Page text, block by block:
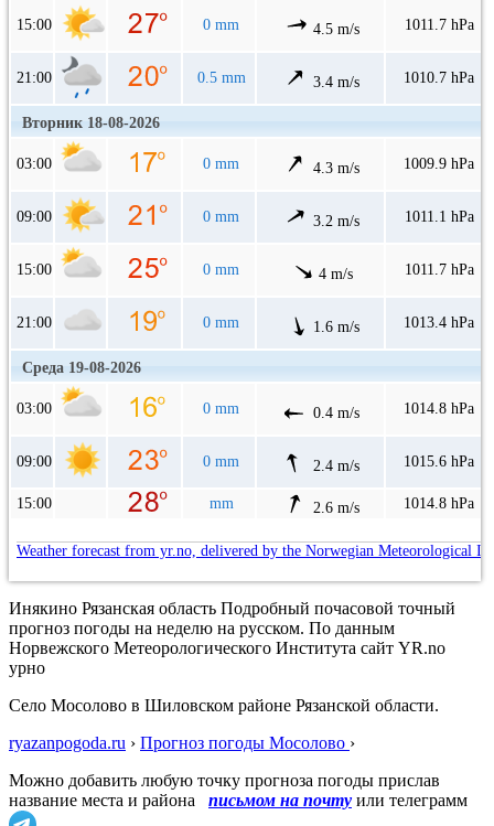
15:00 0 mm 4.5 m/s 1011.7 hPa
21:00 0.5 mm 3.4 m/s 1010.7 hPa
Вторник 18-08-2026
03:00 0 mm 4.3 m/s 1009.9 hPa
09:00 0 mm 3.2 m/s 1011.1 hPa
15:00 0 mm 4 m/s 1011.7 hPa
21:00 0 mm 1.6 m/s 1013.4 hPa
Среда 19-08-2026
03:00 0 mm 0.4 m/s 1014.8 hPa
09:00 0 mm 2.4 m/s 1015.6 hPa
15:00 mm 2.6 m/s 1014.8 hPa
Weather forecast from yr.no, delivered by the Norwegian Meteorological
Инякино Рязанская область Подробный почасовой точный
прогноз погоды на неделю на русском. По данным
Норвежского Метеорологического Института сайт YR.no
урно
Село Мосолово в Шиловском районе Рязанской области.
ryazanpogoda.ru › Прогноз погоды Мосолово ›
Можно добавить любую точку прогноза погоды прислав
название места и района
письмом на почту или телеграмм